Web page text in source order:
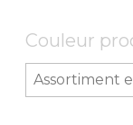
Couleur